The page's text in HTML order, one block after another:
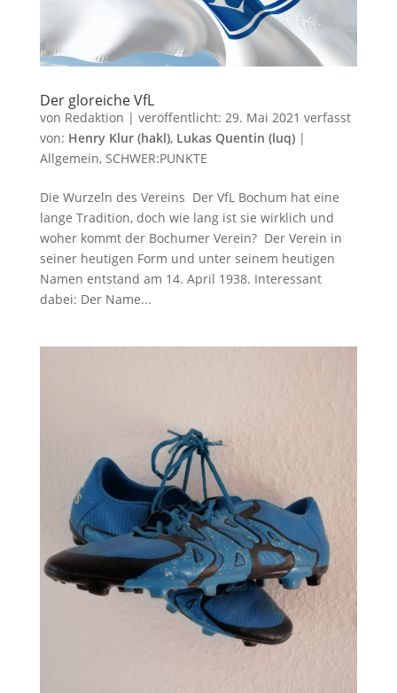
Der gloreiche VfL
von Redaktion | veröffentlicht: 29. Mai 2021 verfasst
von: Henry Klur (hakl), Lukas Quentin (luq)|
Allgemein, SCHWER:PUNKTE
Die Wurzeln des Vereins Der VfL Bochum hat eine
lange Tradition, doch wie lang ist sie wirklich und
woher kommt der Bochumer Verein? Der Verein in
seiner heutigen Form und unter seinem heutigen
Namen entstand am 14. April 1938. Interessant
dabei: Der Name...